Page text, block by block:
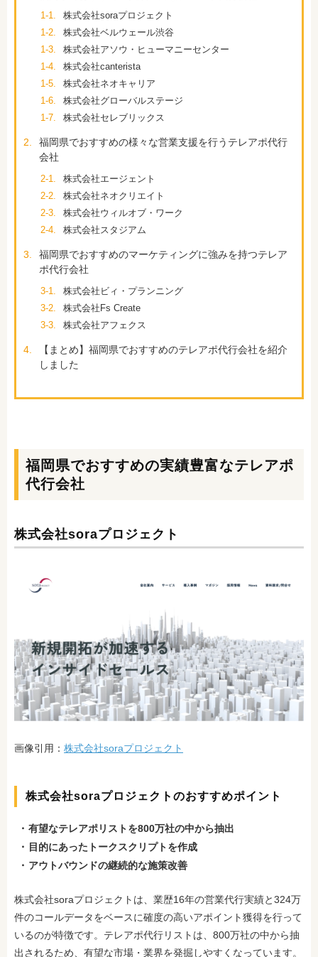
1-1.
株式会社soraプロジェクト
1-2.
株式会社ベルウェール渋谷
1-3.
株式会社アソウ・ヒューマニーセンター
1-4.
株式会社canterista
1-5.
株式会社ネオキャリア
1-6.
株式会社グローバルステージ
1-7.
株式会社セレブリックス
2.
福岡県でおすすめの様々な営業支援を行うテレアポ代行
会社
2-1.
株式会社エージェント
2-2.
株式会社ネオクリエイト
2-3.
株式会社ウィルオブ・ワーク
2-4.
株式会社スタジアム
3.
福岡県でおすすめのマーケティングに強みを持つテレア
ポ代行会社
3-1.
株式会社ビィ・プランニング
3-2.
株式会社Fs Create
3-3.
株式会社アフェクス
4.
【まとめ】福岡県でおすすめのテレアポ代行会社を紹介
しました
福岡県でおすすめの実績豊富なテレアポ
代行会社
株式会社soraプロジェクト
画像引用： 株式会社soraプロジェクト
株式会社soraプロジェクトのおすすめポイント
有望なテレアポリストを800万社の中から抽出
目的にあったトークスクリプトを作成
アウトバウンドの継続的な施策改善
株式会社soraプロジェクトは、業歴16年の営業代行実績と324万
件のコールデータをベースに確度の高いアポイント獲得を行って
いるのが特徴です。テレアポ代行リストは、800万社の中から抽
出されるため、有望な市場・業界を発掘しやすくなっています。